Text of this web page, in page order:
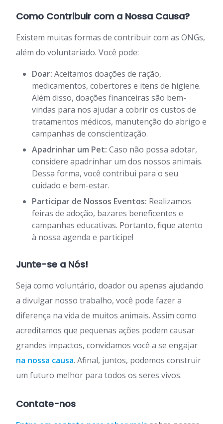
Como Contribuir com a Nossa Causa?
Existem muitas formas de contribuir com as ONGs,
além do voluntariado. Você pode:
Doar: Aceitamos doações de ração,
medicamentos, cobertores e itens de higiene.
Além disso, doações financeiras são bem-
vindas para nos ajudar a cobrir os custos de
tratamentos médicos, manutenção do abrigo e
campanhas de conscientização.
Apadrinhar um Pet: Caso não possa adotar,
considere apadrinhar um dos nossos animais.
Dessa forma, você contribui para o seu
cuidado e bem-estar.
Participar de Nossos Eventos: Realizamos
feiras de adoção, bazares beneficentes e
campanhas educativas. Portanto, fique atento
à nossa agenda e participe!
Junte-se a Nós!
Seja como voluntário, doador ou apenas ajudando
a divulgar nosso trabalho, você pode fazer a
diferença na vida de muitos animais. Assim como
acreditamos que pequenas ações podem causar
grandes impactos, convidamos você a se engajar
na nossa causa. Afinal, juntos, podemos construir
um futuro melhor para todos os seres vivos.
Contate-nos